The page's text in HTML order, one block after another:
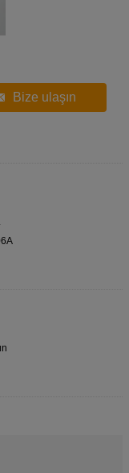
Bize ulaşın